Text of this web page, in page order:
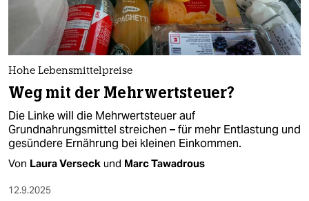
Hohe Lebensmittelpreise
Weg mit der Mehrwertsteuer?
Die Linke will die Mehrwertsteuer auf
Grundnahrungsmittel streichen – für mehr Entlastung und
gesündere Ernährung bei kleinen Einkommen.
Von Laura Verseck und Marc Tawadrous
12.9.2025